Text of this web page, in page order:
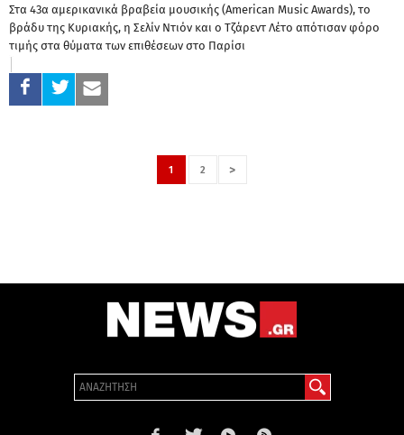
Στα 43α αμερικανικά βραβεία μουσικής (American Music Awards), το
βράδυ της Κυριακής, η Σελίν Ντιόν και ο Τζάρεντ Λέτο απότισαν φόρο
τιμής στα θύματα των επιθέσεων στο Παρίσι
1 2 >